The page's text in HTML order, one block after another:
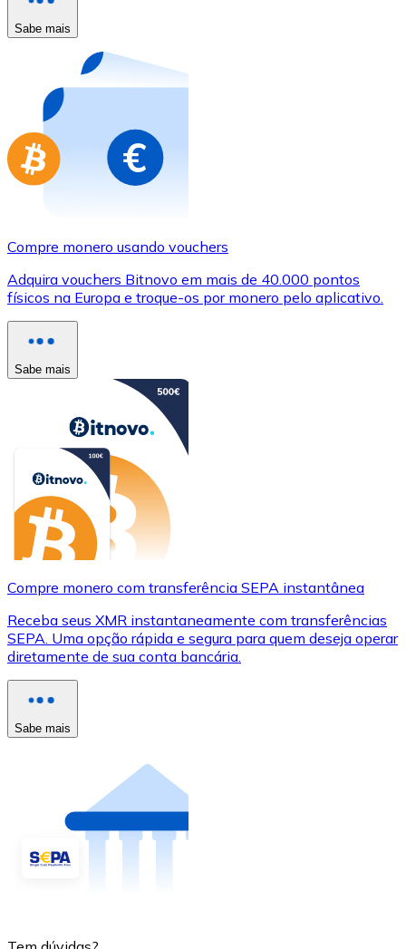
Compre cartões-presente das suas marcas favoritas
Ir para a loja de cartões-presente
Sabe mais
Compre monero usando vouchers
Adquira vouchers Bitnovo em mais de 40.000 pontos
físicos na Europa e troque-os por monero pelo aplicativo.
Sabe mais
Compre monero com transferência SEPA instantânea
Receba seus XMR instantaneamente com transferências
SEPA. Uma opção rápida e segura para quem deseja operar
diretamente de sua conta bancária.
Sabe mais